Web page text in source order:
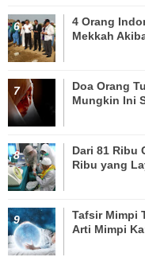
4 Orang
Mekkah
Doa Orang
Mungkin Ini
Dari 81 Ribu
Ribu yang
Tafsir Mimpi
Arti Mimpi